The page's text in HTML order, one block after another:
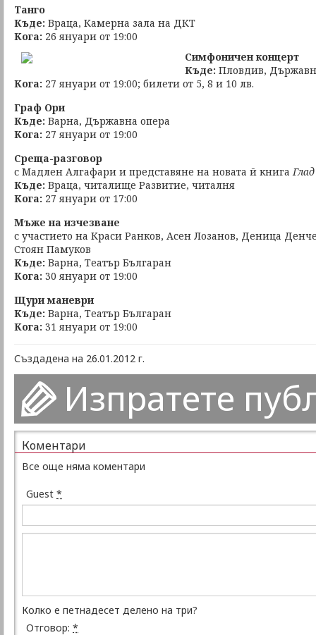
Танго
Къде: Враца, Камерна зала на ДКТ
Кога: 26 януари от 19:00
Симфоничен концерт
Къде: Пловдив,
Кога: 27 януари от 19:00; билети от 5, 8 и 10 лв.
Граф Ори
Къде: Варна, Държавна опера
Кога: 27 януари от 19:00
Среща-разговор
с Мадлен Алгафари и представяне на новата й книга
Къде: Враца, читалище Развитие, читалня
Кога: 27 януари от 17:00
Мъже на изчезване
с участието на Краси Ранков, Асен Лозанов, Деница
Стоян Памуков
Къде: Варна, Театър Българан
Кога: 30 януари от 19:00
Щури маневри
Къде: Варна, Театър Българан
Кога: 31 януари от 19:00
Създадена на 26.01.2012 г.
Изпратете
Коментари
Все още няма коментари
Guest *
Колко е петнадесет делено на три?
Отговор: *